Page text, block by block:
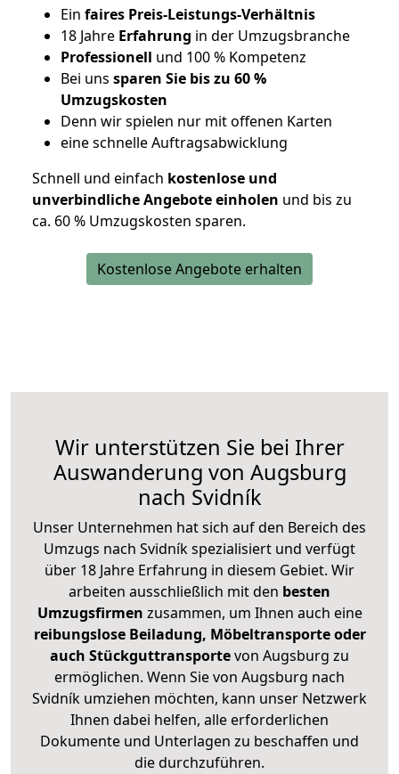
Ein faires Preis-Leistungs-Verhältnis
18 Jahre Erfahrung in der Umzugsbranche
Professionell und 100 % Kompetenz
Bei uns sparen Sie bis zu 60 %
Umzugskosten
Denn wir spielen nur mit offenen Karten
eine schnelle Auftragsabwicklung
Schnell und einfach kostenlose und
unverbindliche Angebote einholen und bis zu
ca. 60 % Umzugskosten sparen.
Kostenlose Angebote erhalten
Wir unterstützen Sie bei Ihrer
Auswanderung von Augsburg
nach Svidník
Unser Unternehmen hat sich auf den Bereich des
Umzugs nach Svidník spezialisiert und verfügt
über 18 Jahre Erfahrung in diesem Gebiet. Wir
arbeiten ausschließlich mit den besten
Umzugsfirmen zusammen, um Ihnen auch eine
reibungslose Beiladung, Möbeltransporte oder
auch Stückguttransportevon Augsburg zu
ermöglichen. Wenn Sie von Augsburg nach
Svidník umziehen möchten, kann unser Netzwerk
Ihnen dabei helfen, alle erforderlichen
Dokumente und Unterlagen zu beschaffen und
die durchzuführen.